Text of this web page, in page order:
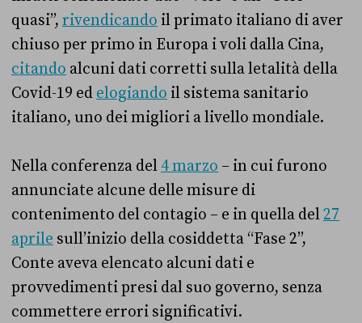
quasi”, rivendicando il primato italiano di aver
chiuso per primo in Europa i voli dalla Cina,
citando alcuni dati corretti sulla letalità della
Covid-19 ed elogiando il sistema sanitario
italiano, uno dei migliori a livello mondiale.
Nella conferenza del 4 marzo – in cui furono
annunciate alcune delle misure di
contenimento del contagio – e in quella del27
aprile sull’inizio della cosiddetta “Fase 2”,
Conte aveva elencato alcuni dati e
provvedimenti presi dal suo governo, senza
commettere errori significativi.